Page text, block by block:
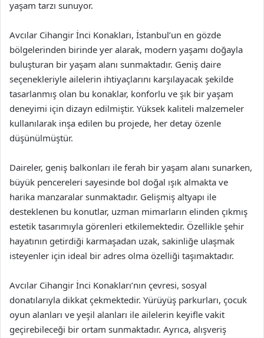
yaşam tarzı sunuyor.
Avcılar Cihangir İnci Konakları, İstanbul’un en gözde
bölgelerinden birinde yer alarak, modern yaşamı doğayla
buluşturan bir yaşam alanı sunmaktadır. Geniş daire
seçenekleriyle ailelerin ihtiyaçlarını karşılayacak şekilde
tasarlanmış olan bu konaklar, konforlu ve şık bir yaşam
deneyimi için dizayn edilmiştir. Yüksek kaliteli malzemeler
kullanılarak inşa edilen bu projede, her detay özenle
düşünülmüştür.
Daireler, geniş balkonları ile ferah bir yaşam alanı sunarken,
büyük pencereleri sayesinde bol doğal ışık almakta ve
harika manzaralar sunmaktadır. Gelişmiş altyapı ile
desteklenen bu konutlar, uzman mimarların elinden çıkmış
estetik tasarımıyla görenleri etkilemektedir. Özellikle şehir
hayatının getirdiği karmaşadan uzak, sakinliğe ulaşmak
isteyenler için ideal bir adres olma özelliği taşımaktadır.
Avcılar Cihangir İnci Konakları’nın çevresi, sosyal
donatılarıyla dikkat çekmektedir. Yürüyüş parkurları, çocuk
oyun alanları ve yeşil alanları ile ailelerin keyifle vakit
geçirebileceği bir ortam sunmaktadır. Ayrıca, alışveriş